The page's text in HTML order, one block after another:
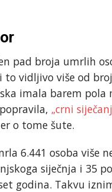
pad broja umrlih
to vidljivo više od
imala barem
„crni
o tome šute.
6.441 osoba više
siječnja i 35
godina. Takvu